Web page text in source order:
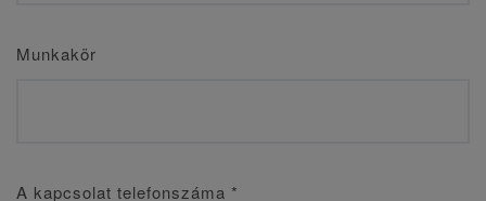
Munkakör
A kapcsolat telefonszáma *